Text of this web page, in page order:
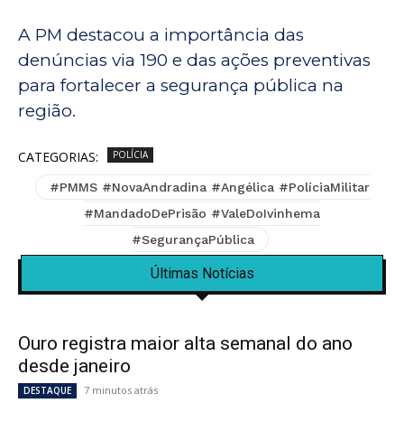
A PM destacou a importância das
denúncias via 190 e das ações preventivas
para fortalecer a segurança pública na
região.
CATEGORIAS: POLÍCIA
#PMMS #NovaAndradina #Angélica #PolíciaMilitar
#MandadoDePrisão #ValeDoIvinhema
#SegurançaPública
Últimas Notícias
Ouro registra maior alta semanal do ano
desde janeiro
DESTAQUE 7 minutos atrás